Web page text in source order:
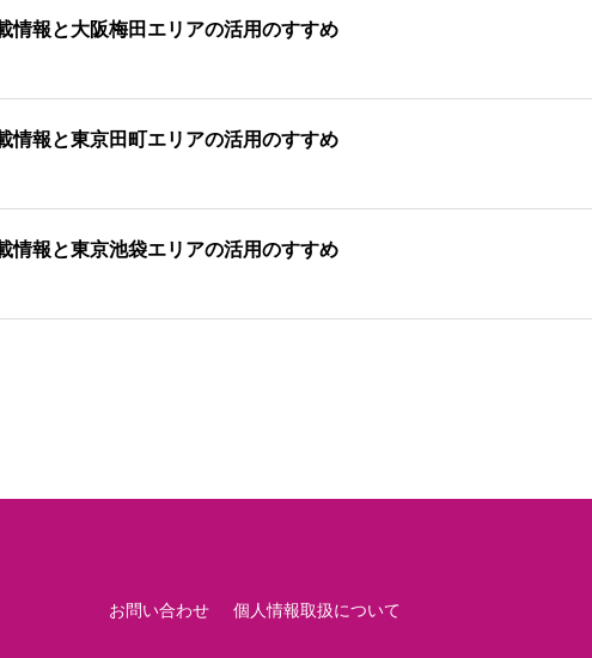
情報と大阪梅田エリアの活用のすすめ
情報と東京田町エリアの活用のすすめ
情報と東京池袋エリアの活用のすすめ
お問い合わせ 個人情報取扱について